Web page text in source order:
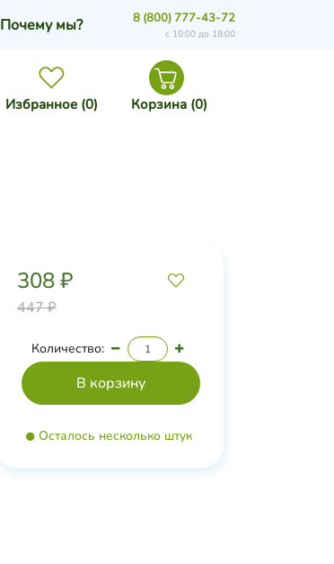
Избранное (0) Корзина (0)
Почему мы? 8 (800) 777-43-72
с 10:00 до 18:00
308 ₽
447 ₽
Количество:
Осталось несколько штук